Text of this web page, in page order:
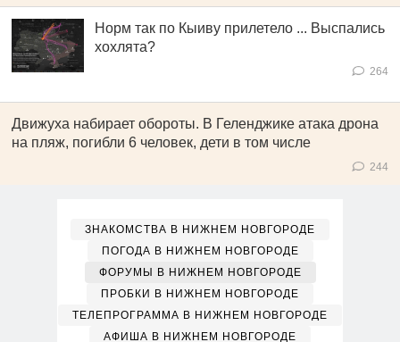
Норм так по Кыиву прилетело ... Выспались
хохлята?
264
Движуха набирает обороты. В Геленджике атака дрона
на пляж, погибли 6 человек, дети в том числе
244
ЗНАКОМСТВА В НИЖНЕМ НОВГОРОДЕ
ПОГОДА В НИЖНЕМ НОВГОРОДЕ
ФОРУМЫ В НИЖНЕМ НОВГОРОДЕ
ПРОБКИ В НИЖНЕМ НОВГОРОДЕ
ТЕЛЕПРОГРАММА В НИЖНЕМ НОВГОРОДЕ
АФИША В НИЖНЕМ НОВГОРОДЕ